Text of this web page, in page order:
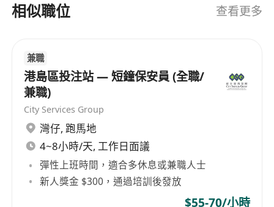
相似職位 查看更多
兼職
港島區投注站 — 短鐘保安員 (全職/
兼職)
City Services Group
灣仔, 跑馬地
4~8小時/天, 工作日面議
彈性上班時間，適合多休息或兼職人士
新人獎金 $300，通過培訓後發放
$55-70/小時